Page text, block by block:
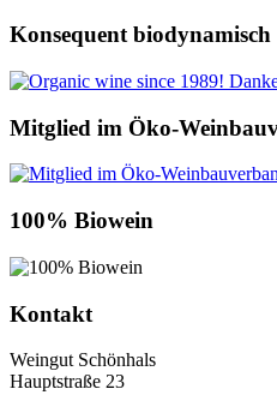
Konsequent biodynamisch
Mitglied im Öko-
100% Biowein
Kontakt
Weingut Schönhals
Hauptstraße 23